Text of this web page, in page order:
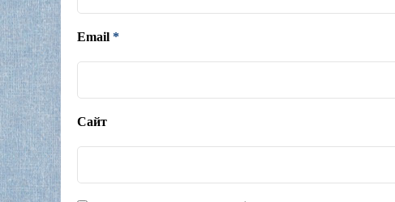
Email *
Сайт